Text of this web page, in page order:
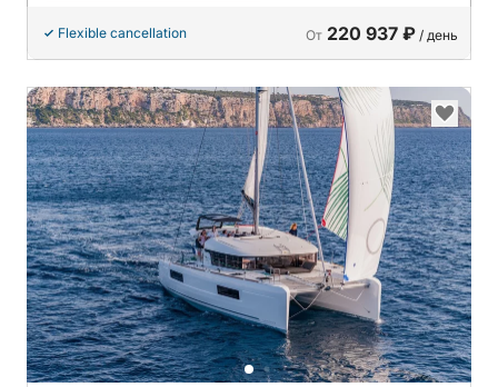
Flexible cancellation От 220 937 ₽ / день